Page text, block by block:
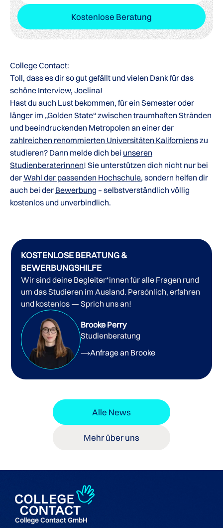
Kostenlose Beratung
College Contact:
Toll, dass es dir so gut gefällt und vielen Dank für das
schöne Interview, Joelina!
Hast du auch Lust bekommen, für ein Semester oder
länger im „Golden State“ zwischen traumhaften Stränden
und beeindruckenden Metropolen an einer der
zahlreichen renommierten Universitäten Kalifornienszu
studieren? Dann melde dich bei unseren
Studienberaterinnen! Sie unterstützen dich nicht nur bei
derWahl der passenden Hochschule, sondern helfen dir
auch bei der Bewerbung – selbstverständlich völlig
kostenlos und unverbindlich.
KOSTENLOSE BERATUNG &
BEWERBUNGSHILFE
Wir sind deine Begleiter*innen für alle Fragen rund
um das Studieren im Ausland. Persönlich, erfahren
und kostenlos — Sprich uns an!
Brooke Perry
Studienberatung
Anfrage an Brooke
Alle News
Mehr über uns
College Contact GmbH